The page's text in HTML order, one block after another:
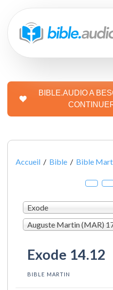
BIBLE.AUDIO A
Accueil / Bible / Bible
Exode
Auguste Martin (MAR)
Exode 14.12
BIBLE MARTIN